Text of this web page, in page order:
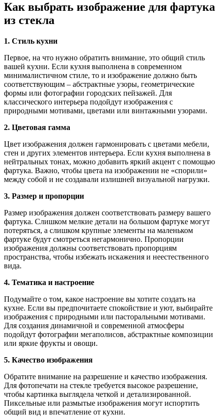
Как выбрать изображение для фартука
из стекла
1. Стиль кухни
Первое, на что нужно обратить внимание, это общий стиль
вашей кухни. Если кухня выполнена в современном
минималистичном стиле, то и изображение должно быть
соответствующим – абстрактные узоры, геометрические
формы или фотографии городских пейзажей. Для
классического интерьера подойдут изображения с
природными мотивами, цветами или винтажными узорами.
2. Цветовая гамма
Цвет изображения должен гармонировать с цветами мебели,
стен и других элементов интерьера. Если кухня выполнена в
нейтральных тонах, можно добавить яркий акцент с помощью
фартука. Важно, чтобы цвета на изображении не «спорили»
между собой и не создавали излишней визуальной нагрузки.
3. Размер и пропорции
Размер изображения должен соответствовать размеру вашего
фартука. Слишком мелкие детали на большом фартуке могут
потеряться, а слишком крупные элементы на маленьком
фартуке будут смотреться негармонично. Пропорции
изображения должны соответствовать пропорциям
пространства, чтобы избежать искажения и неестественного
вида.
4. Тематика и настроение
Подумайте о том, какое настроение вы хотите создать на
кухне. Если вы предпочитаете спокойствие и уют, выбирайте
изображения с природными или пасторальными мотивами.
Для создания динамичной и современной атмосферы
подойдут фотографии мегаполисов, абстрактные композиции
или яркие фрукты и овощи.
5. Качество изображения
Обратите внимание на разрешение и качество изображения.
Для фотопечати на стекле требуется высокое разрешение,
чтобы картинка выглядела четкой и детализированной.
Пиксельные или размытые изображения могут испортить
общий вид и впечатление от кухни.